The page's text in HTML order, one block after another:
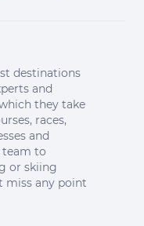
destinations
and
they take
races,
and
team to
or skiing
miss any point